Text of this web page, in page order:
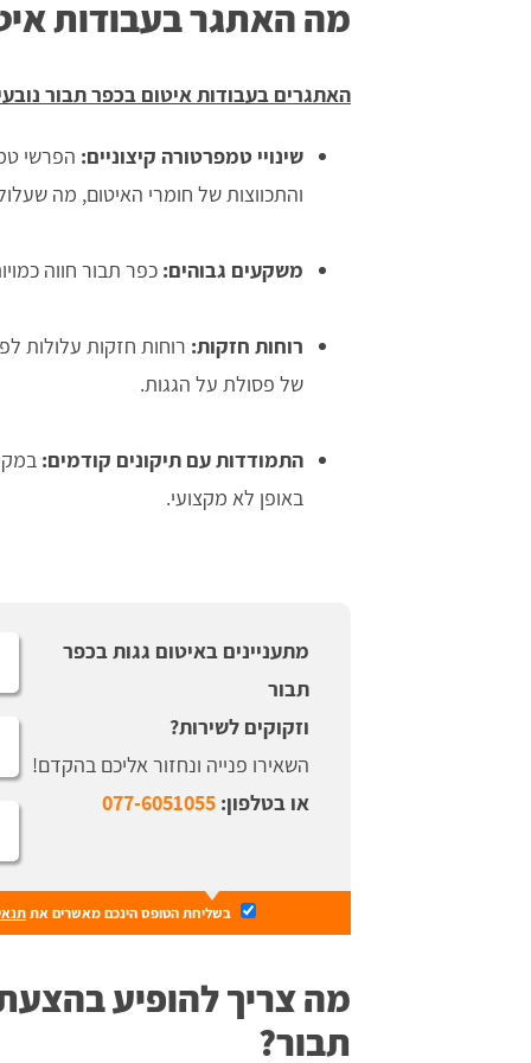
מה האתגר בעבודות
האתגרים בעבודות איטום בכפר תבור
שינויי טמפרטורה קיצוניים: הפרשי
והתכווצות של חומרי האיטום, מה
משקעים גבוהים: כפר תבור חווה
רוחות חזקות: רוחות חזקות עלולות
של פסולת על הגגות.
התמודדות עם תיקונים קודמים:
באופן לא מקצועי.
מתעניינים באיטום גגות בכפר
תבור
וזקוקים לשירות?
השאירו פנייה ונחזור אליכם בהקדם!
או בטלפון: 077-6051055
בשליחת הטופס הינכם מאשרים את
מה צריך להופיע
תבור?